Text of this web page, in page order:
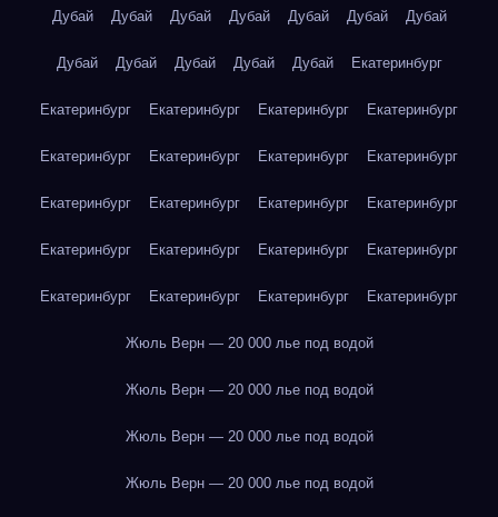
Дубай Дубай Дубай Дубай Дубай Дубай Дубай
Дубай Дубай Дубай Дубай Дубай Екатеринбург
Екатеринбург Екатеринбург Екатеринбург Екатеринбург
Екатеринбург Екатеринбург Екатеринбург Екатеринбург
Екатеринбург Екатеринбург Екатеринбург Екатеринбург
Екатеринбург Екатеринбург Екатеринбург Екатеринбург
Екатеринбург Екатеринбург Екатеринбург Екатеринбург
Жюль Верн — 20 000 лье под водой
Жюль Верн — 20 000 лье под водой
Жюль Верн — 20 000 лье под водой
Жюль Верн — 20 000 лье под водой